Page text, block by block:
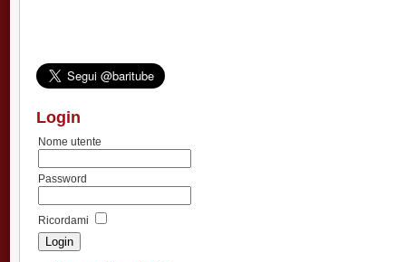
Login
Nome utente
Password
Ricordami